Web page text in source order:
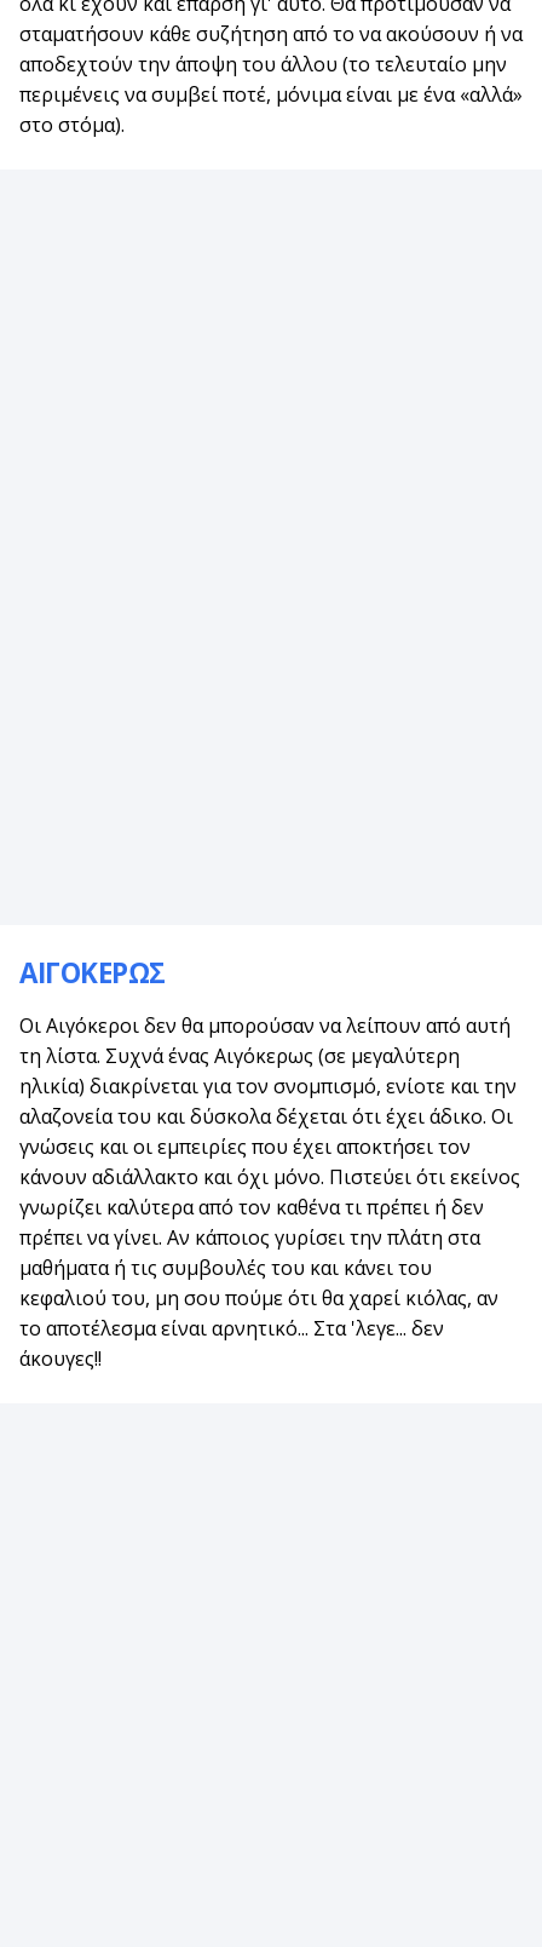
σταματήσουν κάθε συζήτηση από το να ακούσουν ή να
αποδεχτούν την άποψη του άλλου (το τελευταίο μην
περιμένεις να συμβεί ποτέ, μόνιμα είναι με ένα «αλλά»
στο στόμα).
ΑΙΓΟΚΕΡΩΣ
Οι Αιγόκεροι δεν θα μπορούσαν να λείπουν από αυτή
τη λίστα. Συχνά ένας Αιγόκερως (σε μεγαλύτερη
ηλικία) διακρίνεται για τον σνομπισμό, ενίοτε και την
αλαζονεία του και δύσκολα δέχεται ότι έχει άδικο. Οι
γνώσεις και οι εμπειρίες που έχει αποκτήσει τον
κάνουν αδιάλλακτο και όχι μόνο. Πιστεύει ότι εκείνος
γνωρίζει καλύτερα από τον καθένα τι πρέπει ή δεν
πρέπει να γίνει. Αν κάποιος γυρίσει την πλάτη στα
μαθήματα ή τις συμβουλές του και κάνει του
κεφαλιού του, μη σου πούμε ότι θα χαρεί κιόλας, αν
το αποτέλεσμα είναι αρνητικό... Στα 'λεγε... δεν
άκουγες!!